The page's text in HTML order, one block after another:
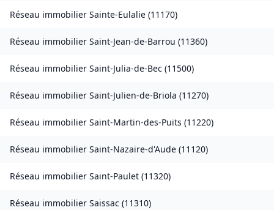
Réseau immobilier Sainte-Eulalie (11170)
Réseau immobilier Saint-Jean-de-Barrou (11360)
Réseau immobilier Saint-Julia-de-Bec (11500)
Réseau immobilier Saint-Julien-de-Briola (11270)
Réseau immobilier Saint-Martin-des-Puits (11220)
Réseau immobilier Saint-Nazaire-d'Aude (11120)
Réseau immobilier Saint-Paulet (11320)
Réseau immobilier Saissac (11310)